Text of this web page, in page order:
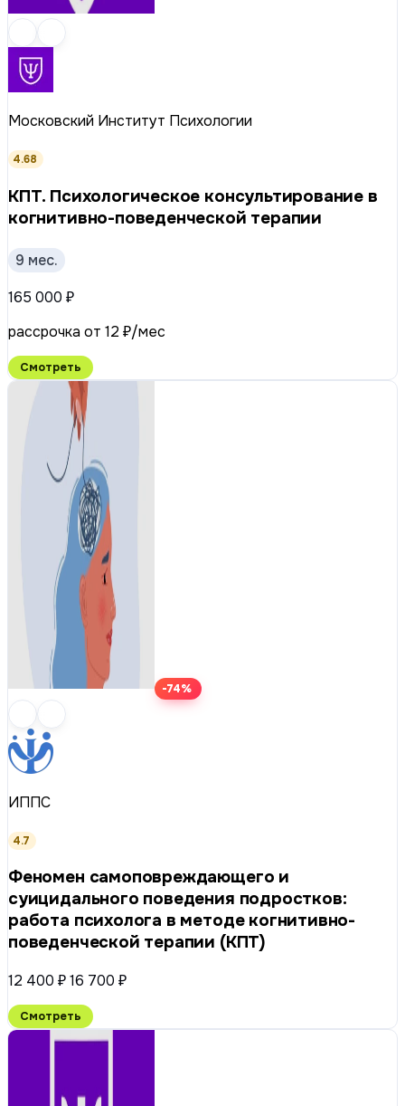
Московский Институт Психологии
4.68
КПТ. Психологическое консультирование в
когнитивно-поведенческой терапии
9 мес.
165 000 ₽
рассрочка от 12 ₽/мес
Смотреть
-74%
ИППС
4.7
Феномен самоповреждающего и
суицидального поведения подростков:
работа психолога в методе когнитивно-
поведенческой терапии (КПТ)
12 400 ₽16 700 ₽
Смотреть